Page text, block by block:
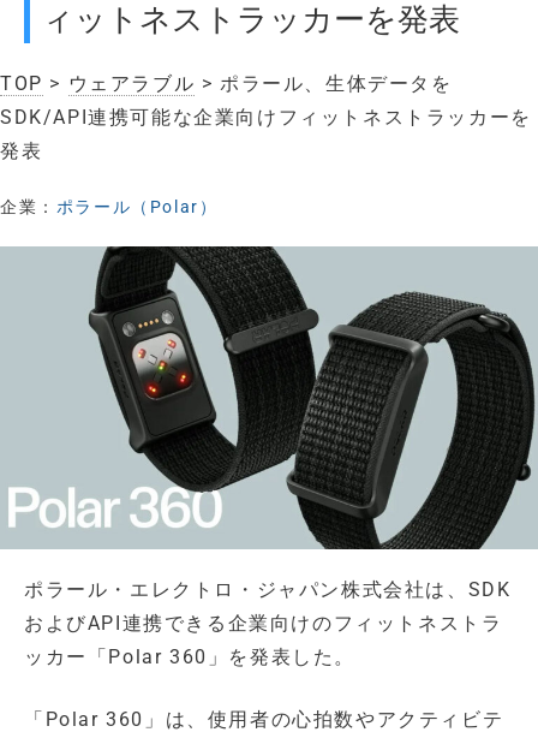
ィットネストラッカーを発表
TOP > ウェアラブル > ポラール、生体データを
SDK/API連携可能な企業向けフィットネストラッカーを
発表
企業： ポラール（Polar）
ポラール・エレクトロ・ジャパン株式会社は、SDK
およびAPI連携できる企業向けのフィットネストラ
ッカー「Polar 360」を発表した。
「Polar 360」は、使用者の心拍数やアクティビテ